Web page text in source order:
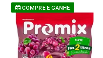
COMPRE E GANHE